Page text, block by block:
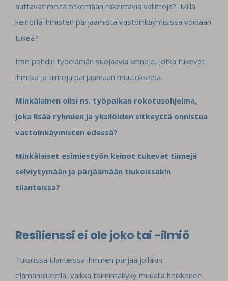
auttavat meitä tekemään rakentavia valintoja? Millä
keinoilla ihmisten pärjäämistä vastoinkäymisissä voidaan
tukea?
Itse pohdin työelämän suojaavia keinoja, jotka tukevat
ihmisiä ja tiimejä pärjäämään muutoksissa.
Minkälainen olisi ns. työpaikan rokotusohjelma,
joka lisää ryhmien ja yksilöiden sitkeyttä onnistua
vastoinkäymisten edessä?
Minkälaiset esimiestyön keinot tukevat tiimejä
selviytymään ja pärjäämään tiukoissakin
tilanteissa?
Resilienssi ei ole joko tai -ilmiö
Tukalissa tilanteissa ihminen pärjää jollakin
elämänalueella, vaikka toimintakyky muualla heikkenee.